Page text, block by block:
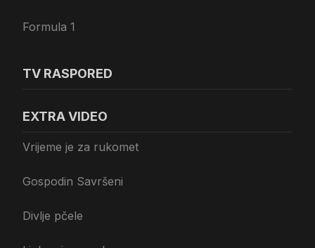
Formula 1
TV RASPORED
EXTRA VIDEO
Vrijeme je za rukomet
Gospodin Savršeni
Divlje pčele